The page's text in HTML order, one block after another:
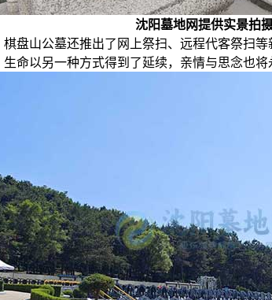
沈阳墓地网提供实景拍
盘山公墓还推出了网上祭扫、远程代客祭扫
命以另一种方式得到了延续，亲情与思念也将